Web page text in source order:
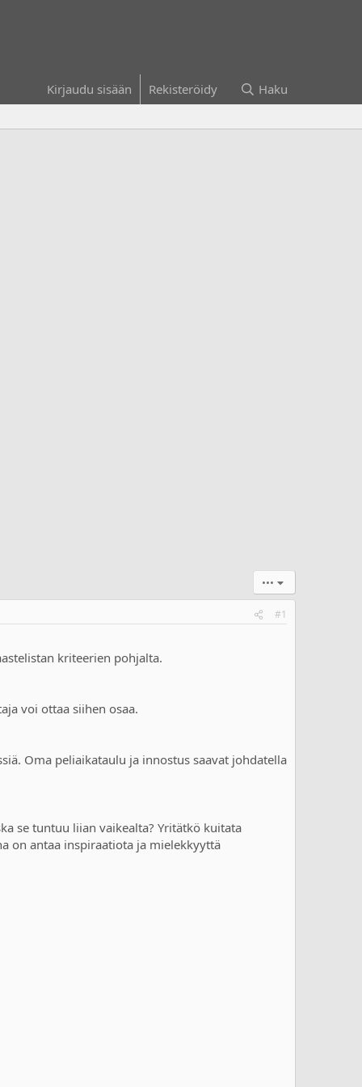
Kirjaudu sisään Rekisteröidy Haku
•••
#1
kriteerien pohjalta.
voi ottaa siihen osaa.
Oma peliaikataulu ja innostus saavat johdatella
se tuntuu liian vaikealta? Yritätkö kuitata
on antaa inspiraatiota ja mielekkyyttä